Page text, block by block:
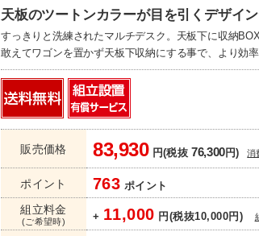
天板のツートンカラーが目を引くデザイ
すっきりと洗練されたマルチデスク。天板下に収納
敢えてワゴンを置かず天板下収納にする事で、より効
販売価格 83,930円(税抜76,300円) 消
ポイント 763 ポイント
組立料金
(ご希望時) + 11,000 円(税抜10,000円)